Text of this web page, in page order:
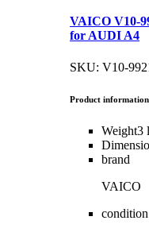
VAICO V10-
for AUDI A4
SKU: V10-
Product information
Weight3
brand
VAICO
condition